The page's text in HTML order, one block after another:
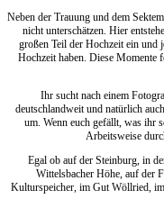
Neben der Trauung und dem
nicht unterschätzen. Hier
großen Teil der Hochzeit ein und
Hochzeit haben. Diese Momente
Ihr sucht nach einem
deutschlandweit und natürlich
um. Wenn euch gefällt, was ihr
Arbeitsweise
Egal ob auf der Steinburg, in
Wittelsbacher Höhe, auf der
Kulturspeicher, im Gut Wöllried,